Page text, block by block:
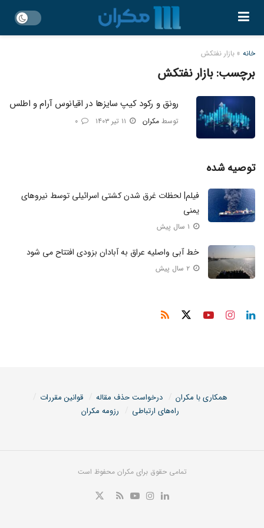
خانه » بازار نفتکش
برچسب:بازار نفتکش
رونق و رکود کیپ سایزها در اقیانوس آرام و اطلس
توسط مکران
توصیه شده
فیلم| لحظات غرق‌ شدن کشتی اسرائیلی توسط نیروهای
یمنی
خط آبی واصلیه عراق به آبادان بزودی افتتاح می شود
همکاری با مکران درخواست حذف مقاله
قوانین مقررات
راه‌های ارتباطی
رزومه مکران
تمامی حقوق برای مکران محفوظ است